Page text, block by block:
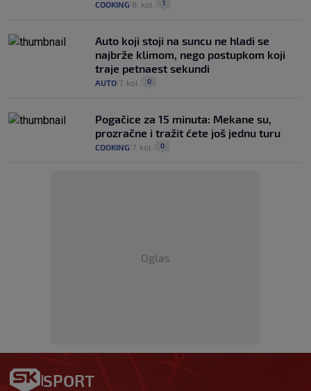
COOKING 8. kol. 1
Auto koji stoji na suncu ne hladi se
najbrže klimom, nego postupkom koji
traje petnaest sekundi
AUTO 7. kol. 0
Pogačice za 15 minuta: Mekane su,
prozračne i tražit ćete još jednu turu
COOKING 7. kol. 0
Oglas
SPORT